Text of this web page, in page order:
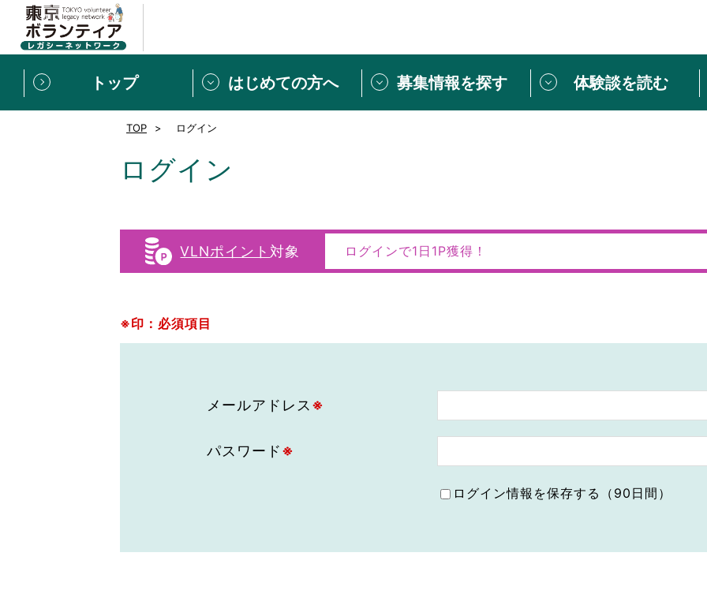
トップ はじめての方へ
新規登録
東京ボランティアレガシーネットワークとは
もっと知りたい！VLNでできること
ボランティア
ボランティアで
VLNポイントとは 中高生が参加
募集情報を探す 体験談を読む
スペシャルイン
ボランティアは
シティキャスト
おもてなし語学ボランティア
TOP ログイン
ログイン
VLNポイント 対象 ログインで1日1P獲得！
※印：必須項目
メールアドレス ※
パスワード※
ログイン情報を保存する（90日間）